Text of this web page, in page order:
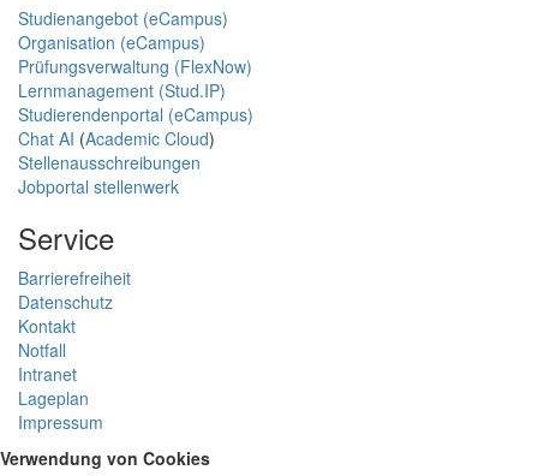
Studienangebot (eCampus)
Organisation (eCampus)
Prüfungsverwaltung (FlexNow)
Lernmanagement (Stud.IP)
Studierendenportal (eCampus)
Chat AI (Academic Cloud)
Stellenausschreibungen
Jobportal stellenwerk
Service
Barrierefreiheit
Datenschutz
Kontakt
Notfall
Intranet
Lageplan
Impressum
Verwendung von Cookies